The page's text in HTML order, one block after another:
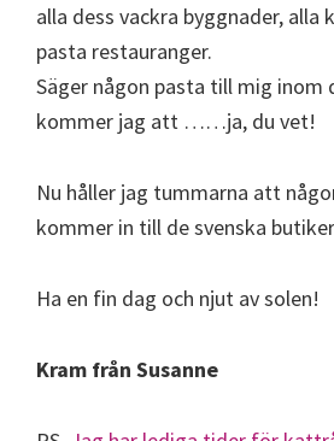
alla dess vackra byggnader, alla
pasta restauranger.
Säger någon pasta till mig inom
kommer jag att ……ja, du vet!
Nu håller jag tummarna att
kommer in till de svenska
Ha en fin dag och njut av solen!
Kram från Susanne